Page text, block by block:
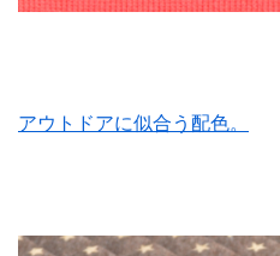
アウトドアに似合う配色。